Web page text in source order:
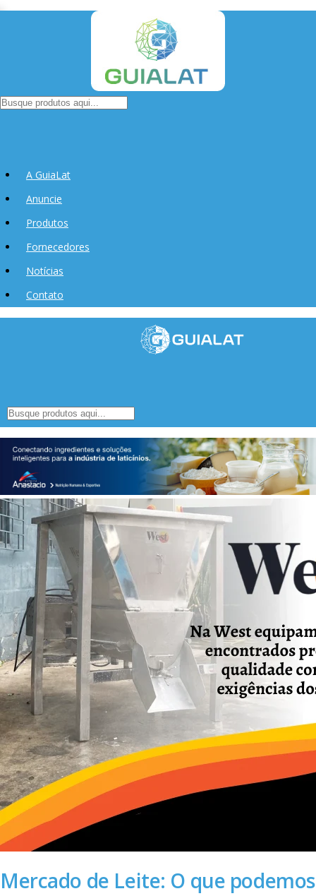
A GuiaLat
Anuncie
Produtos
Fornecedores
Notícias
Contato
Mercado de Leite: O que podemos